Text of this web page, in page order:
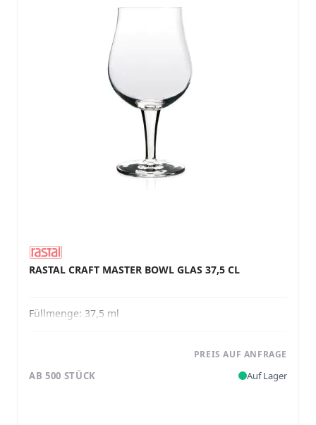
RASTAL CRAFT MASTER BOWL GLAS 37,5 CL
Füllmenge: 37,5 ml
PREIS AUF ANFRAGE
AB 500 STÜCK Auf Lager